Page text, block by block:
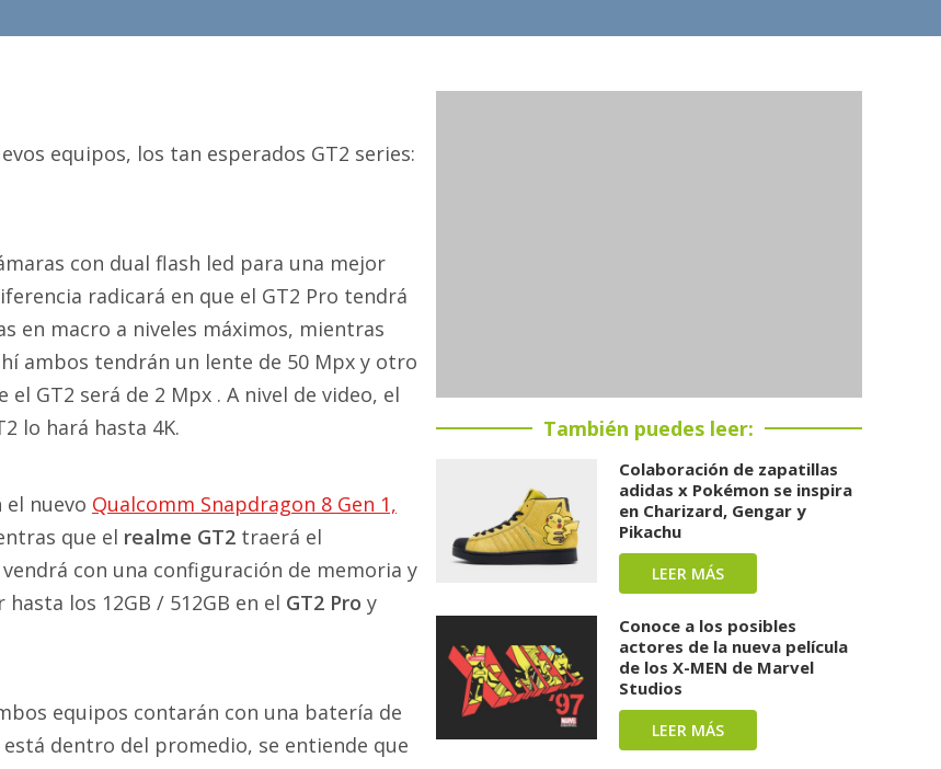
equipos, los tan esperados GT2 series:
con dual flash led para una mejor
radicará en que el GT2 Pro tendrá
en macro a niveles máximos, mientras
ambos tendrán un lente de 50 Mpx y otro
GT2 será de 2 Mpx . A nivel de video, el
lo hará hasta 4K.
el nuevo Qualcomm Snapdragon 8 Gen 1,
que el realme GT2 traerá el
con una configuración de memoria y
los 12GB / 512GB en el GT2 Pro y
equipos contarán con una batería de
dentro del promedio, se entiende que
También puedes leer:
Colaboración de zapatillas
adidas x Pokémon se inspira
en Charizard, Gengar y
Pikachu
LEER MÁS
Conoce a los posibles
actores de la nueva película
de los X-MEN de Marvel
Studios
LEER MÁS